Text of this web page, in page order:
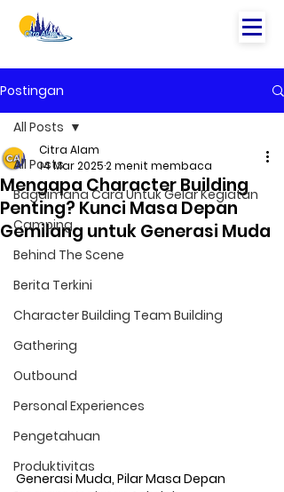
Postingan
All Posts
Bagaimana Cara Untuk Gelar Kegiatan
Camping
Behind The Scene
Berita Terkini
Character Building Team Building
Gathering
Outbound
Personal Experiences
Pengetahuan
Produktivitas
All Posts
Mengapa Character Building
Penting? Kunci Masa Depan
Gemilang untuk Generasi Muda
Citra Alam
14 Mar 20252 menit membaca
Generasi Muda, Pilar Masa Depan